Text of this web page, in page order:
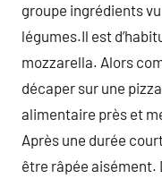
groupe ingrédients
légumes.Il est
mozzarella. Alors
décaper sur une
alimentaire près et
Après une durée
être râpée aisément.